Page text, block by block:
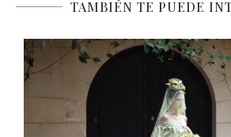
TAMBIÉN TE PUEDE